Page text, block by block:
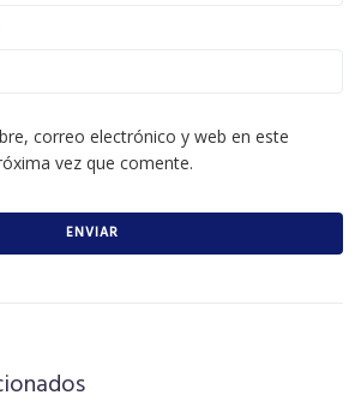
correo electrónico y web en este
vez que comente.